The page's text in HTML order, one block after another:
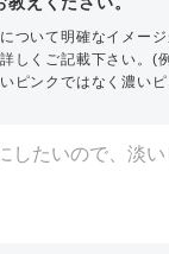
ついて明確なイメージ
しくご記載下さい。(
ピンクではなく濃いピ